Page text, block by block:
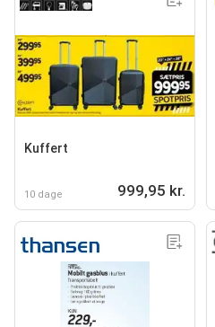
Kuffert
10 dage 999,95 kr.